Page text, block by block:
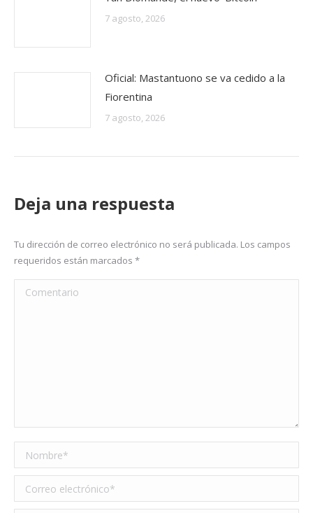
7 agosto, 2026
Oficial: Mastantuono se va cedido a la
Fiorentina
7 agosto, 2026
Deja una respuesta
Tu dirección de correo electrónico no será publicada. Los campos
requeridos están marcados *
Comentario
Nombre *
Correo electrónico *